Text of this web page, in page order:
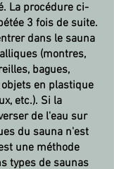
La procédure ci-
3 fois de suite.
dans le sauna
(montres,
bagues,
en plastique
etc.). Si la
de l'eau sur
du sauna n'est
une méthode
types de saunas